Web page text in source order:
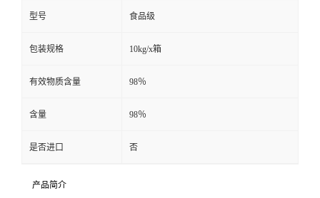
型号 食品级
包装规格 10kg/x箱
有效物质含量 98％
含量 98％
是否进口 否
产品简介